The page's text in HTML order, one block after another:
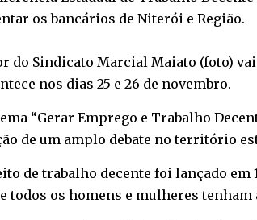
os bancários de Niterói e Região.
do Sindicato Marcial Maiato (foto)
nos dias 25 e 26 de novembro.
“Gerar Emprego e Trabalho
de um amplo debate no território
de trabalho decente foi lançado
todos os homens e mulheres